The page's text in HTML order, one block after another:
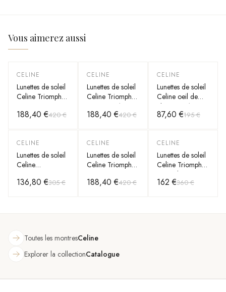
Vous aimerez aussi
-55 %
CELINE
Lunettes de soleil
Celine Triomphe
acétate
188,40 €420 €
-55 %
CELINE
Lunettes de soleil
Celine Triomphe
04 CL40216U
oeil de chat
188,40 €420 €
-55 %
CELINE
Lunettes de soleil
Celine oeil de
chat CL40193I
monture en
87,60 €195 €
-55 %
CELINE
Lunettes de soleil
Celine
GRAPHIC S229
136,80 €305 €
-55 %
CELINE
Lunettes de soleil
Celine Triomphe
acétate
188,40 €420 €
-55 %
CELINE
Lunettes de soleil
Celine Triomphe
01 ovales
CL40194U en
162 €360 €
Toutes les montresCeline
Explorer la collectionCatalogue